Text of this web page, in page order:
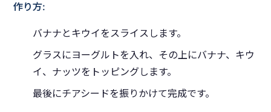
作り方:
バナナとキウイをスライスします。
グラスにヨーグルトを入れ、その上にバナナ、キウ
イ、ナッツをトッピングします。
最後にチアシードを振りかけて完成です。